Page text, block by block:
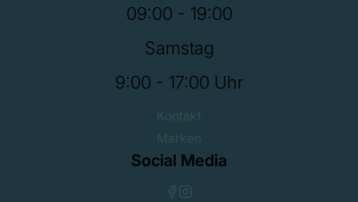
09:00 - 19:00
Samstag
9:00 - 17:00 Uhr
Kontakt
Marken
Social Media